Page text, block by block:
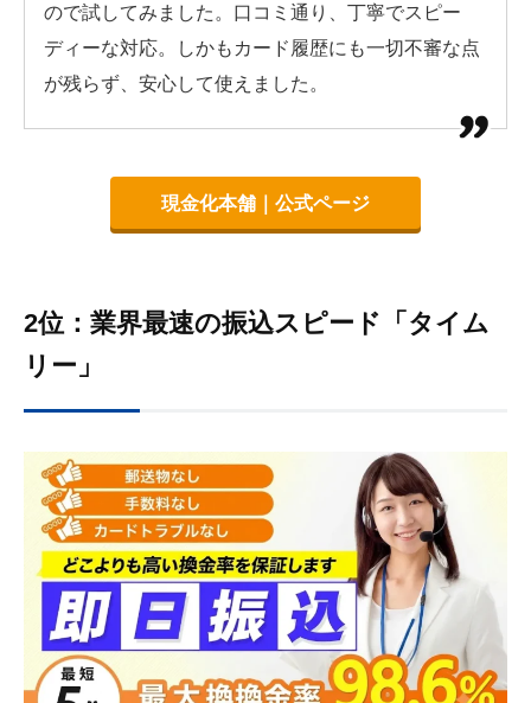
ので試してみました。口コミ通り、丁寧でスピー
ディーな対応。しかもカード履歴にも一切不審な点
が残らず、安心して使えました。
現金化本舗｜公式ページ
2位：業界最速の振込スピード「タイム
リー」